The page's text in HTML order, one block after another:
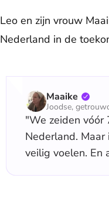
Leo en zijn vrouw
Nederland in de
Maaike
Joodse,
"We zeiden vóór
Nederland.
veilig voelen. En